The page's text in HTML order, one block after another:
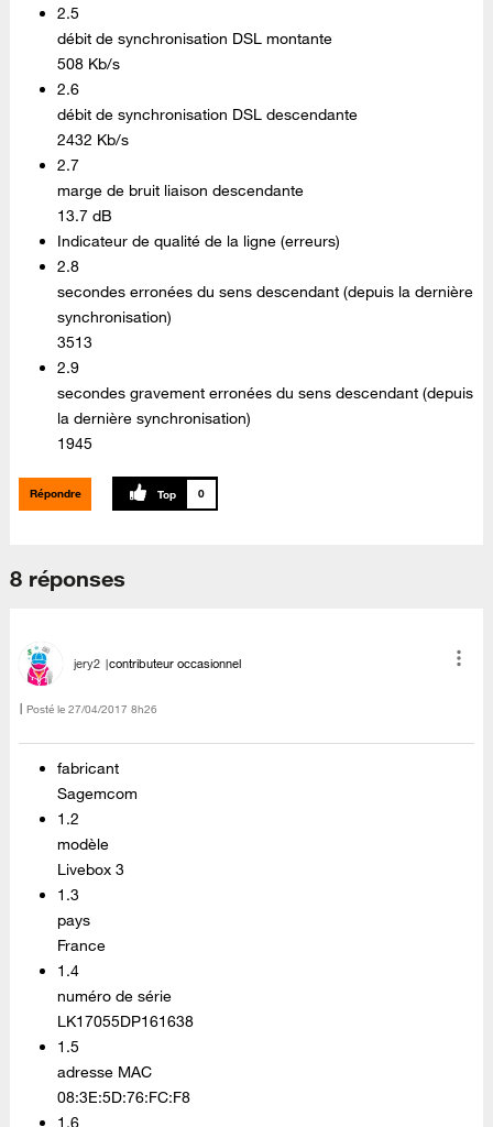
2.5
débit de synchronisation DSL montante
508 Kb/s
2.6
débit de synchronisation DSL descendante
2432 Kb/s
2.7
marge de bruit liaison descendante
13.7 dB
Indicateur de qualité de la ligne (erreurs)
2.8
secondes erronées du sens descendant (depuis la dernière
synchronisation)
3513
2.9
secondes gravement erronées du sens descendant (depuis
la dernière synchronisation)
1945
Répondre 0
8 réponses
jery2 contributeur occasionnel
Posté le ‎27/04/2017 8h26
fabricant
Sagemcom
1.2
modèle
Livebox 3
1.3
pays
France
1.4
numéro de série
LK17055DP161638
1.5
adresse MAC
08:3E:5D:76:FC:F8